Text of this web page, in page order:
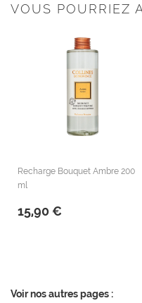
VOUS POURRIEZ
Recharge Bouquet Ambre 200
ml
15,90 €
Voir nos autres pages :